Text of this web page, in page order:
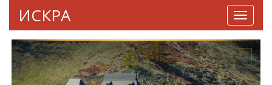
ИСКРА